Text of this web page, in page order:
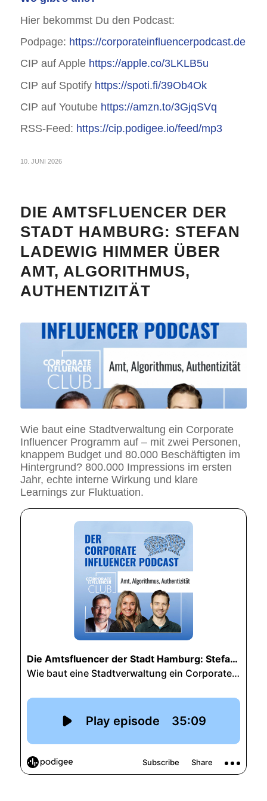
Hier bekommst Du den Podcast:
Podpage: https://corporateinfluencerpodcast.de
CIP auf Apple https://apple.co/3LKLB5u
CIP auf Spotify https://spoti.fi/39Ob4Ok
CIP auf Youtube https://amzn.to/3GjqSVq
RSS-Feed: https://cip.podigee.io/feed/mp3
10. JUNI 2026
DIE AMTSFLUENCER DER
STADT HAMBURG: STEFAN
LADEWIG HIMMER ÜBER
AMT, ALGORITHMUS,
AUTHENTIZITÄT
Wie baut eine Stadtverwaltung ein Corporate
Influencer Programm auf – mit zwei Personen,
knappem Budget und 80.000 Beschäftigten im
Hintergrund? 800.000 Impressions im ersten
Jahr, echte interne Wirkung und klare
Learnings zur Fluktuation.